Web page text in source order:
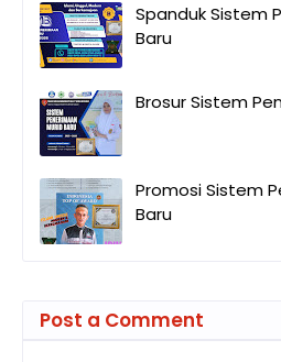
Spanduk Sistem
Baru
Brosur Sistem
Promosi Sistem
Baru
Post a Comment